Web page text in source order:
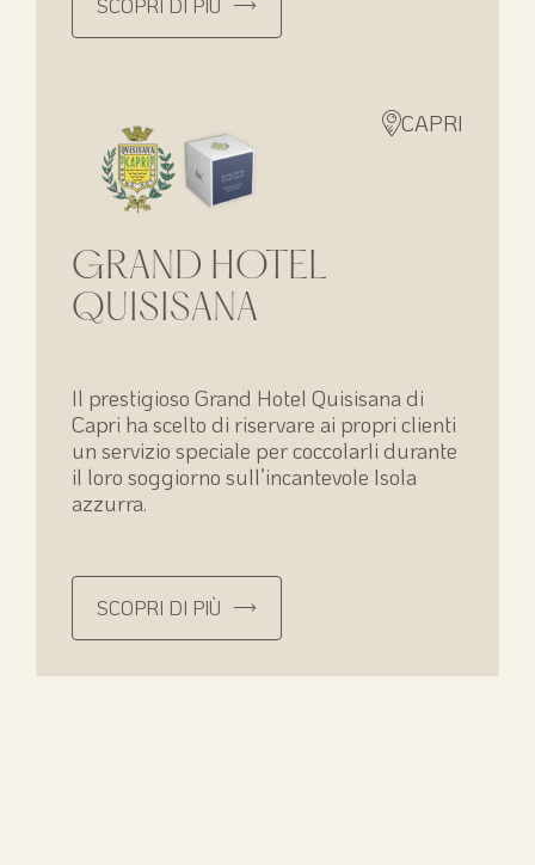
SCOPRI DI PIÙ
CAPRI
GRAND HOTEL
QUISISANA
Il prestigioso Grand Hotel Quisisana di
Capri ha scelto di riservare ai propri clienti
un servizio speciale per coccolarli durante
il loro soggiorno sull’incantevole Isola
azzurra.
SCOPRI DI PIÙ